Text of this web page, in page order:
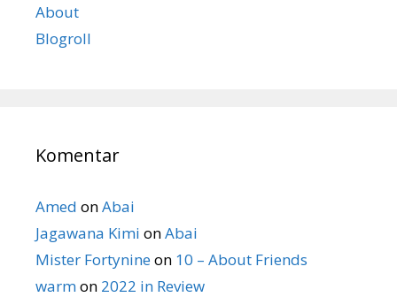
About
Blogroll
Komentar
Amed onAbai
Jagawana Kimi onAbai
Mister Fortynineon 10 – About Friends
warmon 2022 in Review